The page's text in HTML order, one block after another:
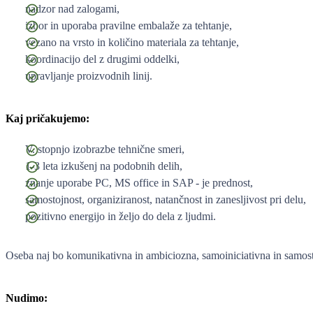
nadzor nad zalogami,
izbor in uporaba pravilne embalaže za tehtanje,
vezano na vrsto in količino materiala za tehtanje,
koordinacijo del z drugimi oddelki,
upravljanje proizvodnih linij.
Kaj pričakujemo:
V. stopnjo izobrazbe tehnične smeri,
1-3 leta izkušenj na podobnih delih,
znanje uporabe PC, MS office in SAP - je prednost,
samostojnost, organiziranost, natančnost in zanesljivost pri delu,
pozitivno energijo in željo do dela z ljudmi.
Oseba naj bo komunikativna in ambiciozna, samoiniciativna in
Nudimo: